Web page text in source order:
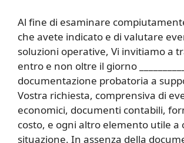
Al fine di esaminare
che avete indicato e di valutare
soluzioni operative, Vi invitiamo a
entro e non oltre il giorno
documentazione probatoria a
Vostra richiesta, comprensiva di
economici, documenti contabili,
costo, e ogni altro elemento utile a
situazione. In assenza della